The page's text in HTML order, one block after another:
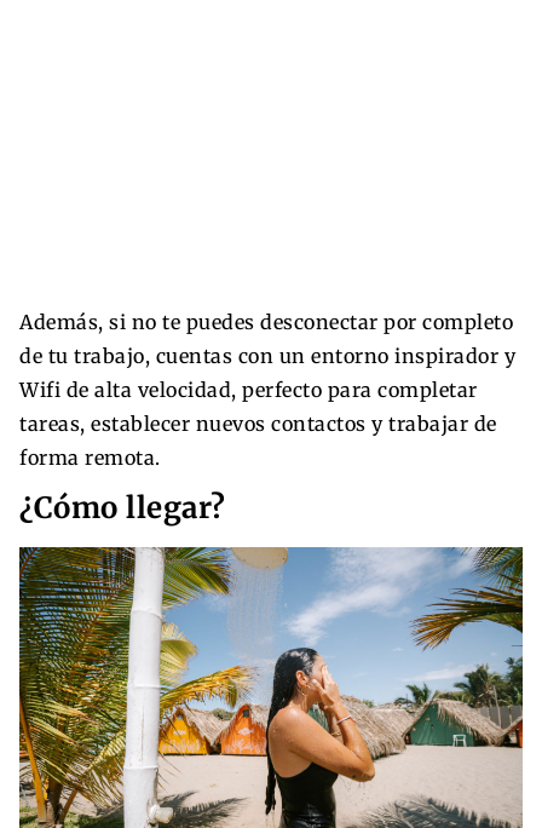
Además, si no te puedes desconectar por completo
de tu trabajo, cuentas con un entorno inspirador y
Wifi de alta velocidad, perfecto para completar
tareas, establecer nuevos contactos y trabajar de
forma remota.
¿Cómo llegar?